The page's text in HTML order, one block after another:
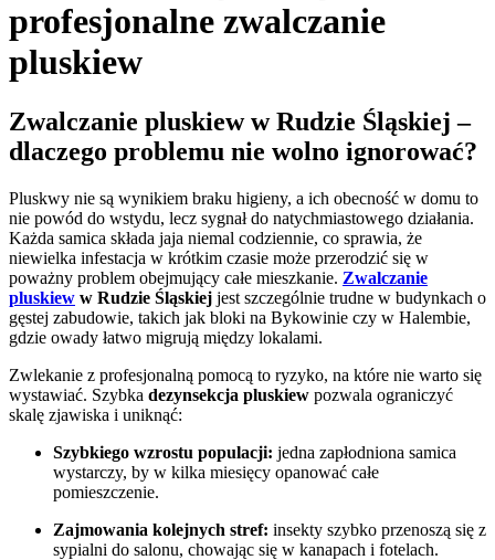
profesjonalne zwalczanie
pluskiew
Zwalczanie pluskiew w Rudzie Śląskiej –
dlaczego problemu nie wolno ignorować?
Pluskwy nie są wynikiem braku higieny, a ich obecność w domu to
nie powód do wstydu, lecz sygnał do natychmiastowego działania.
Każda samica składa jaja niemal codziennie, co sprawia, że
niewielka infestacja w krótkim czasie może przerodzić się w
poważny problem obejmujący całe mieszkanie. Zwalczanie
pluskiew w Rudzie Śląskiej jest szczególnie trudne w budynkach o
gęstej zabudowie, takich jak bloki na Bykowinie czy w Halembie,
gdzie owady łatwo migrują między lokalami.
Zwlekanie z profesjonalną pomocą to ryzyko, na które nie warto się
wystawiać. Szybka dezynsekcja pluskiew pozwala ograniczyć
skalę zjawiska i uniknąć:
Szybkiego wzrostu populacji: jedna zapłodniona samica
wystarczy, by w kilka miesięcy opanować całe
pomieszczenie.
Zajmowania kolejnych stref: insekty szybko przenoszą się z
sypialni do salonu, chowając się w kanapach i fotelach.